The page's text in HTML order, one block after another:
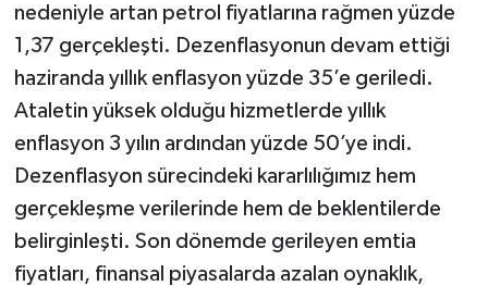
nedeniyle artan petrol fiyatlarına rağmen yüzde
1,37 gerçekleşti. Dezenflasyonun devam ettiği
haziranda yıllık enflasyon yüzde 35’e geriledi.
Ataletin yüksek olduğu hizmetlerde yıllık
enflasyon 3 yılın ardından yüzde 50’ye indi.
Dezenflasyon sürecindeki kararlılığımız hem
gerçekleşme verilerinde hem de beklentilerde
belirginleşti. Son dönemde gerileyen emtia
fiyatları, finansal piyasalarda azalan oynaklık,